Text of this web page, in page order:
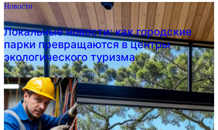
Новости
Локальные новости: как городские
парки превращаются в центры
экологического туризма